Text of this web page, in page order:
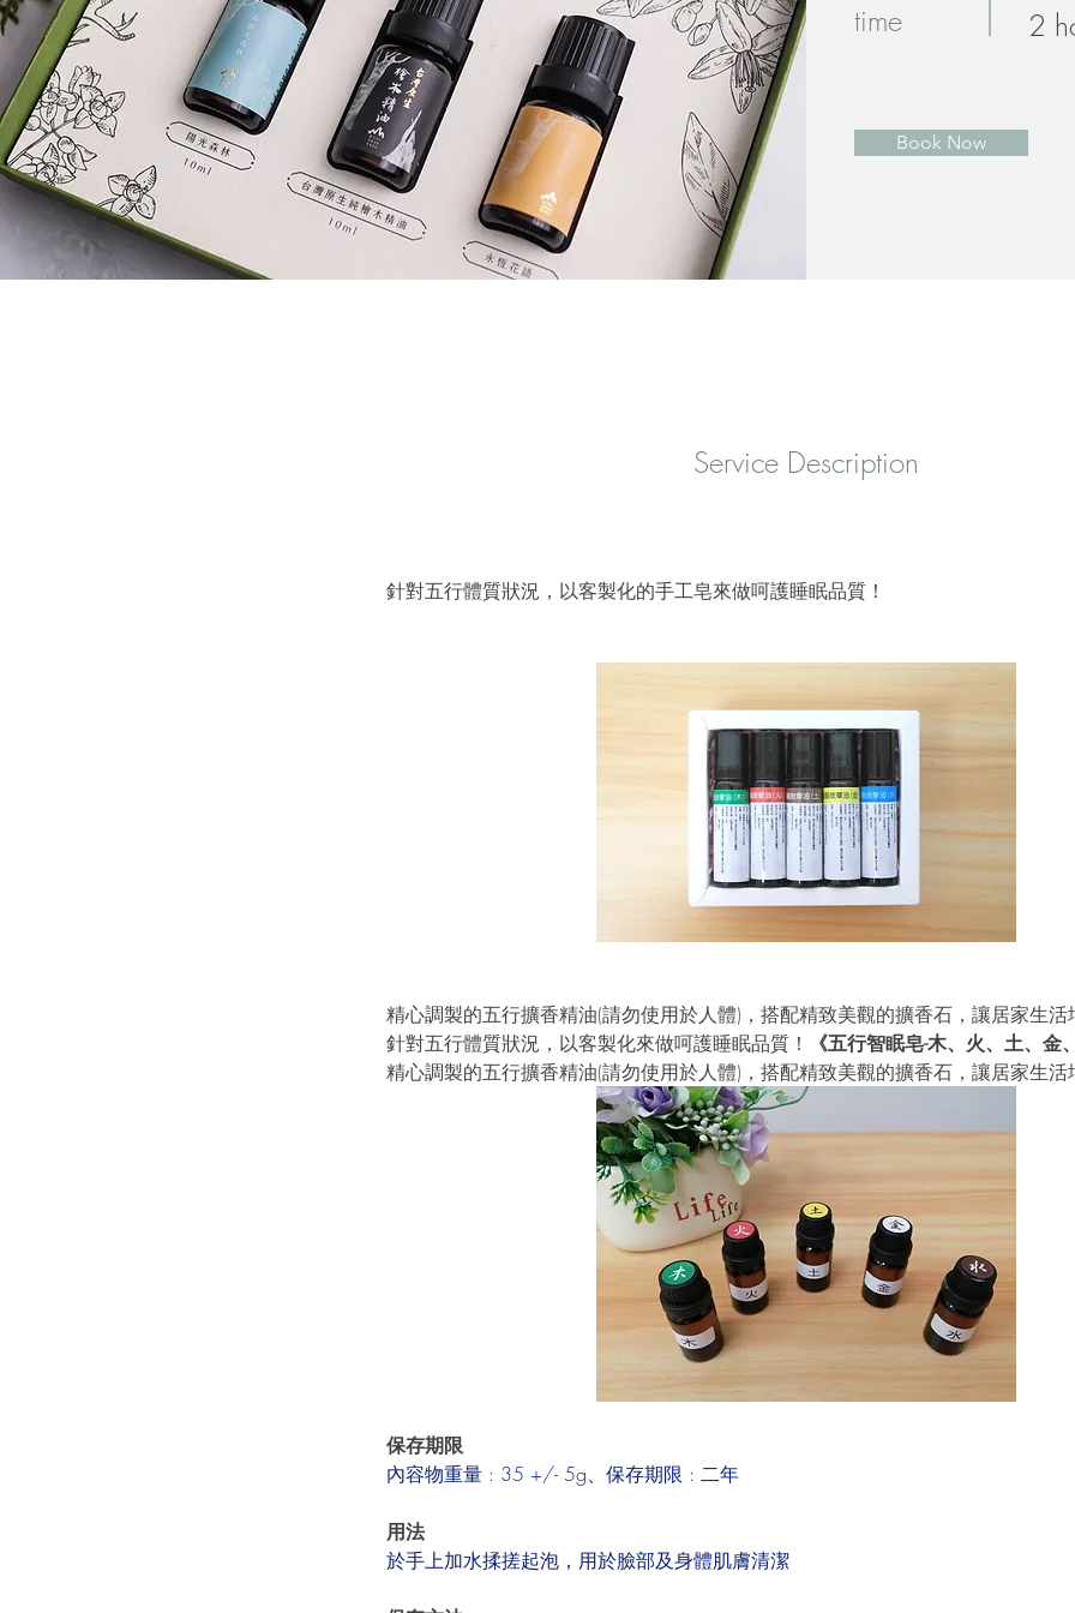
time 2
Book Now
​Service Description
針對五行體質狀況，以客製化的手工皂來做呵護睡眠品質！
精心調製的五行擴香精油(請勿使用於人體)，搭配精致美觀的擴香石，讓居家生
針對五行體質狀況，以客製化來做呵護睡眠品質！
《五行智眠皂-木、火、土、金
精心調製的五行擴香精油(請勿使用於人體)，搭配精致美觀的擴香石，讓居家生
保存期限
內容物重量 : 35 +/- 5g、保存期限 : 二年
用法
於手上加水揉搓起泡，用於臉部及身體肌膚清潔